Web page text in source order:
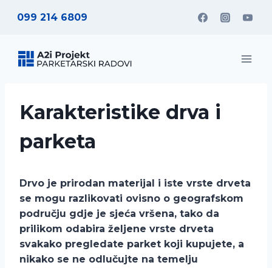
099 214 6809
Karakteristike drva i
parketa
Drvo je prirodan materijal i iste vrste drveta
se mogu razlikovati ovisno o geografskom
području gdje je sjeća vršena, tako da
prilikom odabira željene vrste drveta
svakako pregledate parket koji kupujete, a
nikako se ne odlučujte na temelju